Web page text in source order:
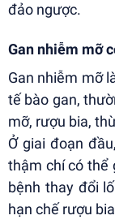
đảo ngược.
Gan nhiễm mỡ
Gan nhiễm mỡ
tế bào gan,
mỡ, rượu bia,
Ở giai đoạn
thậm chí có thể
bệnh thay đổi
hạn chế rượu